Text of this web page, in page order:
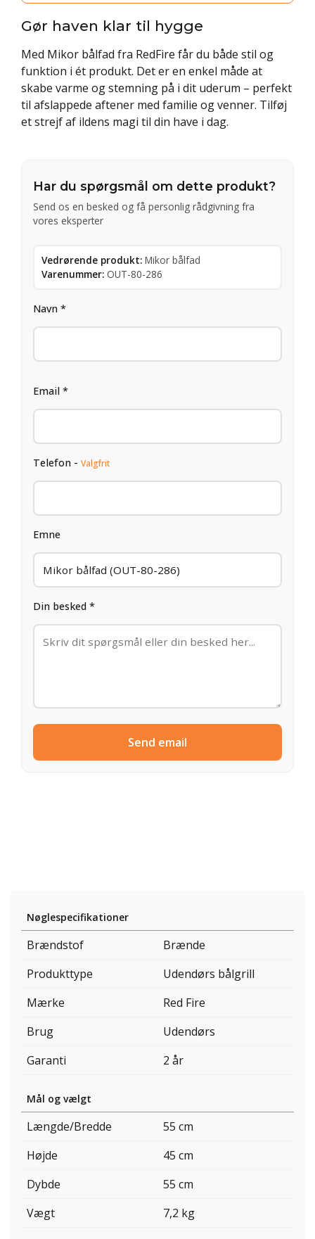
Gør haven klar til hygge
Med Mikor bålfad fra RedFire får du både stil og
funktion i ét produkt. Det er en enkel måde at
skabe varme og stemning på i dit uderum – perfekt
til afslappede aftener med familie og venner. Tilføj
et strejf af ildens magi til din have i dag.
Har du spørgsmål om dette produkt?
Send os en besked og få personlig rådgivning fra
vores eksperter
Vedrørende produkt: Mikor bålfad
Varenummer: OUT-80-286
Navn *
Email *
Telefon - Valgfrit
Emne
Din besked *
Send email
Nøglespecifikationer
Brændstof
Brænde
Produkttype
Udendørs bålgrill
Mærke
Red Fire
Brug
Udendørs
Garanti
2 år
Mål og vælgt
Længde/Bredde
55 cm
Højde
45 cm
Dybde
55 cm
Vægt
7,2 kg